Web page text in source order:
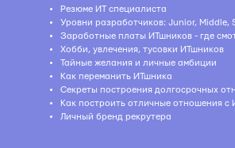
Резюме ИТ специалиста
Уровни разработчиков: Junior, Middle,
Заработные платы ИТшников - где
Хобби, увлечения, тусовки ИТшников
Тайные желания и личные амбиции
Как переманить ИТшника
Секреты построения долгосрочных
Как построить отличные отношения с
Личный бренд рекрутера